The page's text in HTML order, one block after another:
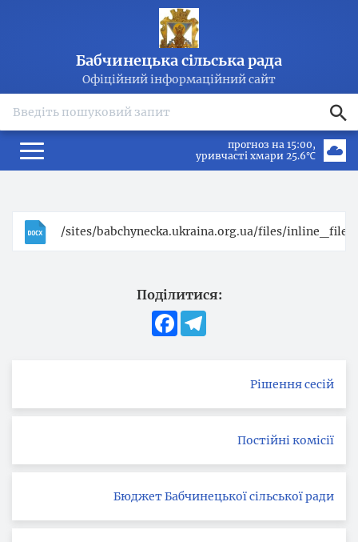
Бабчинецька сільська рада
Офіційний інформаційний сайт
прогноз на 15:00
уривчасті хмари 25.6℃
/sites/babchynecka.ukraina.org.ua/files/inline_files/
Поділитися:
Facebook
Рішення сесій
Постійні комісії
Бюджет Бабчинецької сільської ради